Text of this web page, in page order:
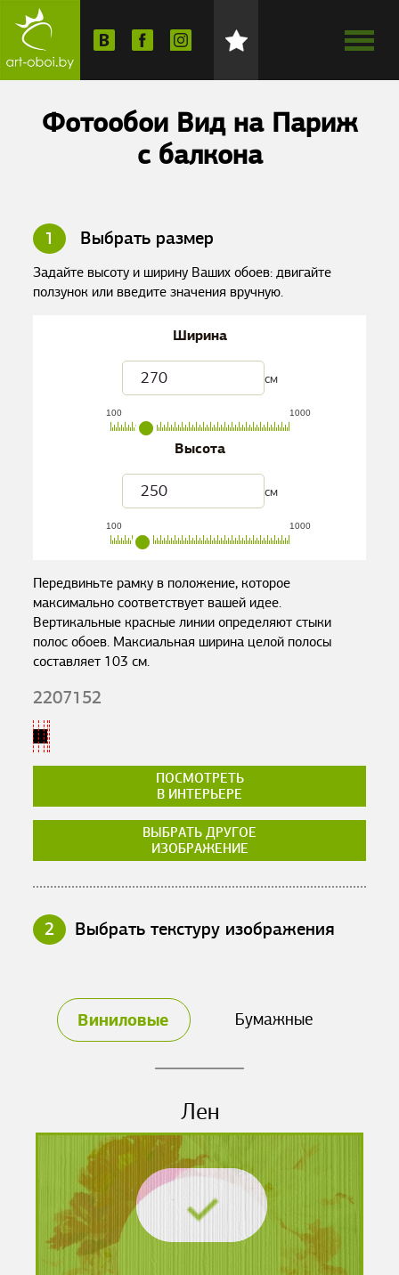
Фотообои Вид на Париж
с балкона
1 Выбрать размер
Задайте высоту и ширину Ваших обоев: двигайте
ползунок или введите значения вручную.
Ширина
см
100 1000
Высота
см
100 1000
Передвиньте рамку в положение, которое
максимально соответствует вашей идее.
Вертикальные красные линии определяют стыки
полос обоев. Максиальная ширина целой полосы
составляет 103 см.
2207152
ПОСМОТРЕТЬ
В ИНТЕРЬЕРЕ
ВЫБРАТЬ ДРУГОЕ
ИЗОБРАЖЕНИЕ
2 Выбрать текстуру изображения
Виниловые Бумажные
Лен